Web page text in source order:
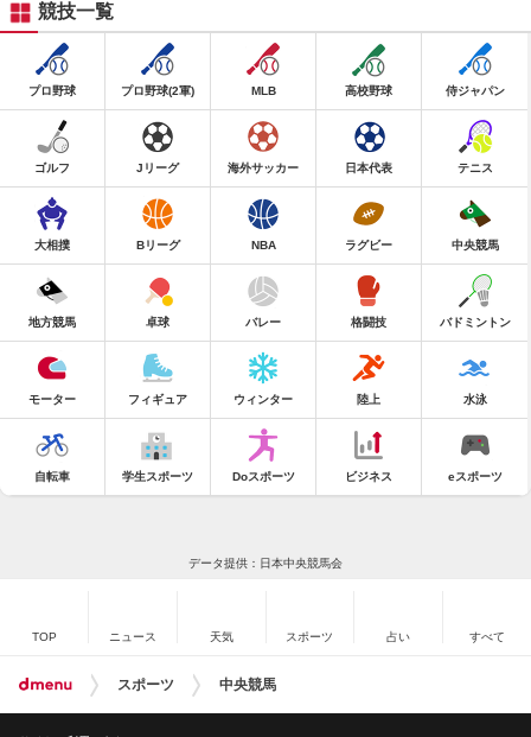
競技一覧
プロ野球 プロ野球(2軍) MLB 高校野球 侍ジャパン
ゴルフ Jリーグ 海外サッカー 日本代表 テニス
大相撲 Bリーグ NBA ラグビー 中央競馬
地方競馬 卓球 バレー 格闘技 バドミントン
モーター フィギュア ウィンター 陸上 水泳
自転車 学生スポーツ Doスポーツ ビジネス eスポーツ
データ提供：日本中央競馬会
TOP ニュース 天気 スポーツ 占い すべて
スポーツ 中央競馬